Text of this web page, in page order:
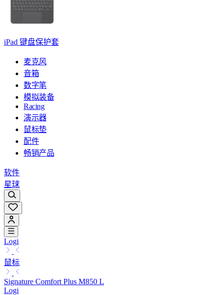
iPad 键盘保护套
麦克风
音箱
数字笔
模拟装备
Racing
演示器
鼠标垫
配件
畅销产品
软件
星球
Logi
鼠标
Signature Comfort Plus M850 L
Logi